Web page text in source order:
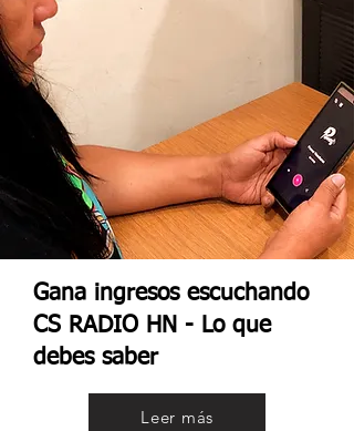
Gana ingresos escuchando
CS RADIO HN - Lo que
debes saber
Leer más